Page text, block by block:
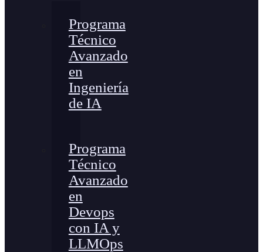
Programa
Técnico
Avanzado
en
Ingeniería
de IA
Programa
Técnico
Avanzado
en
Devops
con IA y
LLMOps